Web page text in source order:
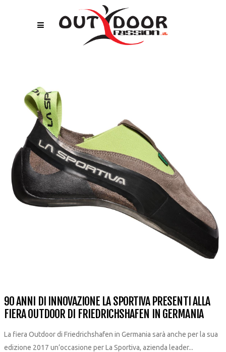
90 ANNI DI INNOVAZIONE LA SPORTIVA PRESENTI ALLA
FIERA OUTDOOR DI FRIEDRICHSHAFEN IN GERMANIA
La fiera Outdoor di Friedrichshafen in Germania sarà anche per la sua
edizione 2017 un’occasione per La Sportiva, azienda leader...